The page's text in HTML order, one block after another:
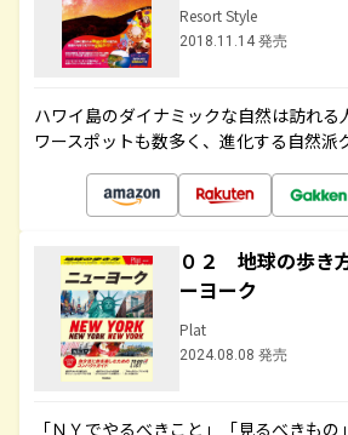
Resort Style
2018.11.14 発売
ハワイ島のダイナミックな自然は訪れる
ワースポットも数多く、進化する自然派
０２ 地球の歩
ーヨーク
Plat
2024.08.08 発売
「ＮＹでやるべきこと」「見るべきも